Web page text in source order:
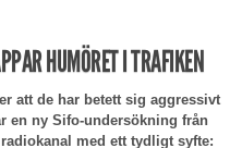
HUMÖRET I TRAFIKEN
att de har betett sig aggressivt
en ny Sifo-undersökning från
med ett tydligt syfte: